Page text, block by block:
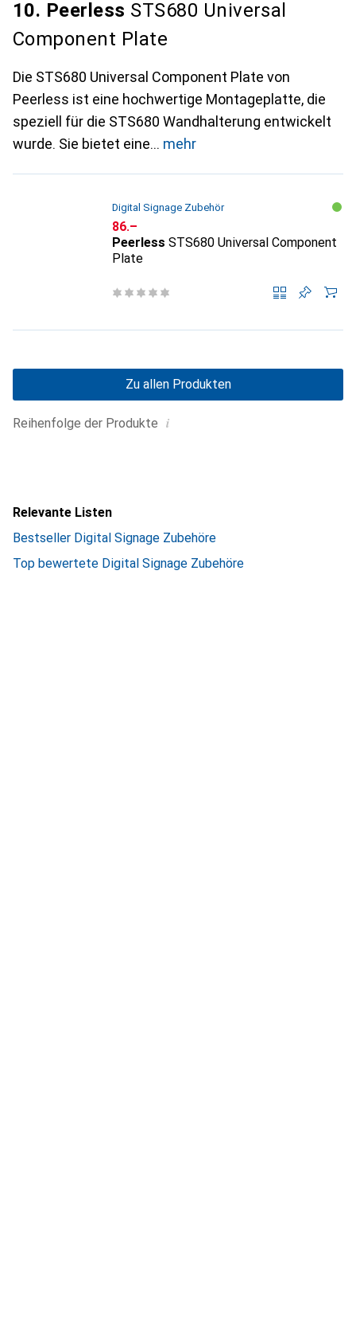
10. Peerless STS680 Universal
Component Plate
Die STS680 Universal Component Plate von
Peerless ist eine hochwertige Montageplatte, die
speziell für die STS680 Wandhalterung entwickelt
wurde. Sie bietet eine
mehr
Digital Signage Zubehör
CHF
86.–
Peerless STS680 Universal Component
Plate
Reihenfolge der Produkte i
Zu allen Produkten
Relevante Listen
Bestseller Digital Signage Zubehöre
Top bewertete Digital Signage Zubehöre